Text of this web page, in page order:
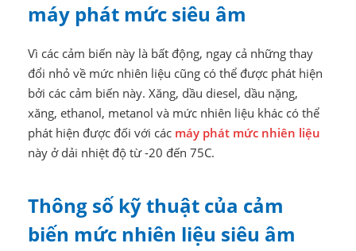
máy phát mức siêu âm
Vì các cảm biến này là bất động, ngay cả những thay
đổi nhỏ về mức nhiên liệu cũng có thể được phát hiện
bởi các cảm biến này. Xăng, dầu diesel, dầu nặng,
xăng, ethanol, metanol và mức nhiên liệu khác có thể
phát hiện được đối với các máy phát mức nhiên liệu
này ở dải nhiệt độ từ -20 đến 75C.
Thông số kỹ thuật của cảm
biến mức nhiên liệu siêu âm